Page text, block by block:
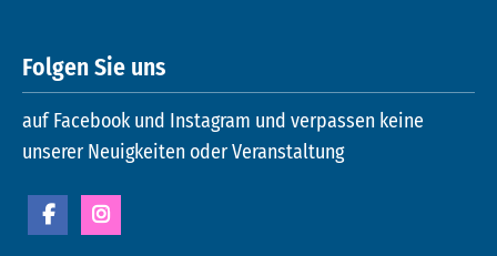
Folgen Sie uns
auf Facebook und Instagram und verpassen keine
unserer Neuigkeiten oder Veranstaltung